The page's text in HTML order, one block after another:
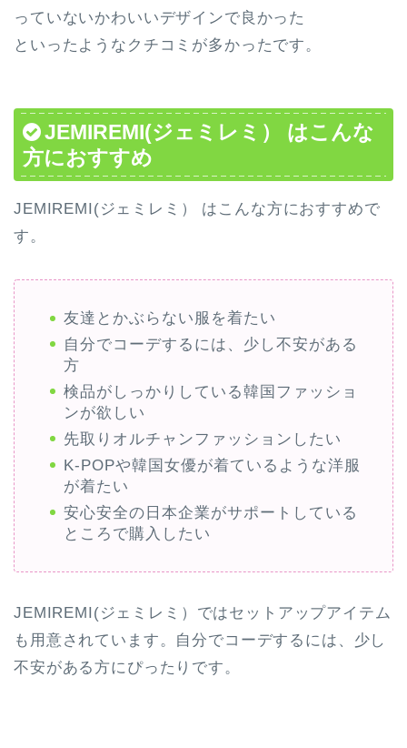
っていないかわいいデザインで良かった
といったようなクチコミが多かったです。
JEMIREMI(ジェミレミ） はこんな
方におすすめ
JEMIREMI(ジェミレミ） はこんな方におすすめで
す。
友達とかぶらない服を着たい
自分でコーデするには、少し不安がある
方
検品がしっかりしている韓国ファッショ
ンが欲しい
先取りオルチャンファッションしたい
K-POPや韓国女優が着ているような洋服
が着たい
安心安全の日本企業がサポートしている
ところで購入したい
JEMIREMI(ジェミレミ）ではセットアップアイテム
も用意されています。自分でコーデするには、少し
不安がある方にぴったりです。